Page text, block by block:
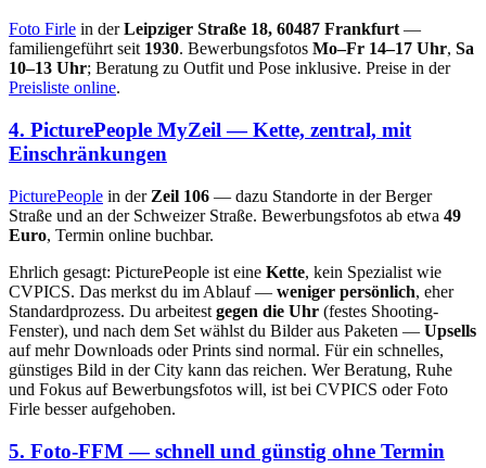
Foto Firle in derLeipziger Straße 18, 60487 Frankfurt—
familiengeführt seit 1930. Bewerbungsfotos Mo–Fr 14–17 Uhr, Sa
10–13 Uhr; Beratung zu Outfit und Pose inklusive. Preise in der
Preisliste online.
4. PicturePeople MyZeil — Kette, zentral, mit
Einschränkungen
PicturePeople in der Zeil 106 — dazu Standorte in der Berger
Straße und an der Schweizer Straße. Bewerbungsfotos ab etwa 49
Euro, Termin online buchbar.
Ehrlich gesagt: PicturePeople ist eine Kette, kein Spezialist wie
CVPICS. Das merkst du im Ablauf — weniger persönlich, eher
Standardprozess. Du arbeitest gegen die Uhr (festes Shooting-
Fenster), und nach dem Set wählst du Bilder aus Paketen — Upsells
auf mehr Downloads oder Prints sind normal. Für ein schnelles,
günstiges Bild in der City kann das reichen. Wer Beratung, Ruhe
und Fokus auf Bewerbungsfotos will, ist bei CVPICS oder Foto
Firle besser aufgehoben.
5. Foto-FFM — schnell und günstig ohne Termin